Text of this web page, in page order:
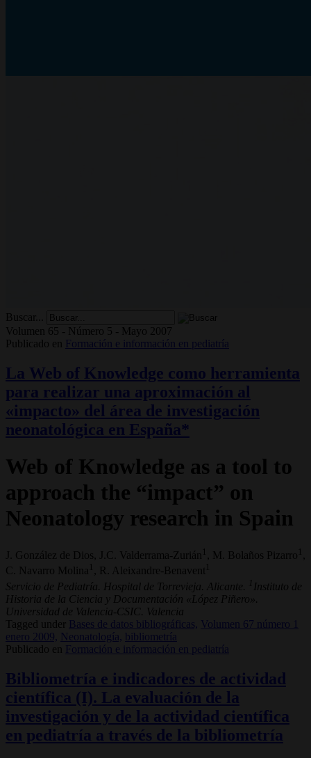
Buscar...
Volumen 65 - Número 5 - Mayo 2007
Publicado en
Formación e información en pediatría
La Web of Knowledge como herramienta
para realizar una aproximación al
«impacto» del área de investigación
neonatológica en España*
Web of Knowledge as a tool to
approach the “impact” on
Neonatology research in Spain
J. González de Dios, J.C. Valderrama-Zurián 1 , M. Bolaños Pizarro 1
C. Navarro Molina 1 , R. Aleixandre-Benavent 1
Servicio de Pediatría. Hospital de Torrevieja. Alicante. 1 Instituto de
Historia de la Ciencia y Documentación «López Piñero».
Universidad de Valencia-CSIC. Valencia
Tagged under
Bases de datos bibliográficas,
Volumen 67 número 1
enero 2009,
Neonatología, bibliometría
Publicado en
Formación e información en pediatría
Bibliometría e indicadores de actividad
científica (I). La evaluación de la
investigación y de la actividad científica
en pediatría a través de la bibliometría